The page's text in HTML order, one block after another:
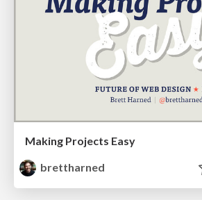
Making Projects Easy
brettharned